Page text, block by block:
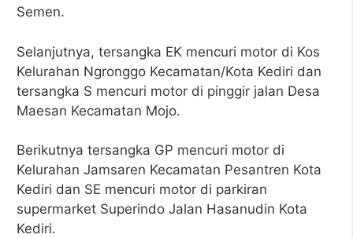
Semen.
Selanjutnya, tersangka EK mencuri motor di Kos
Kelurahan Ngronggo Kecamatan/Kota Kediri dan
tersangka S mencuri motor di pinggir jalan Desa
Maesan Kecamatan Mojo.
Berikutnya tersangka GP mencuri motor di
Kelurahan Jamsaren Kecamatan Pesantren Kota
Kediri dan SE mencuri motor di parkiran
supermarket Superindo Jalan Hasanudin Kota
Kediri.